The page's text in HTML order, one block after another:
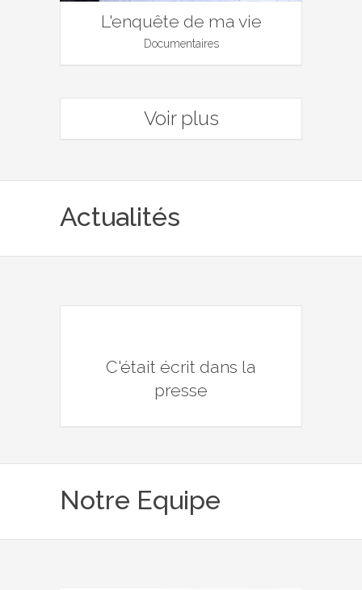
L'enquête de ma vie
Documentaires
Voir plus
Actualités
C'était écrit dans la
presse
Notre Equipe